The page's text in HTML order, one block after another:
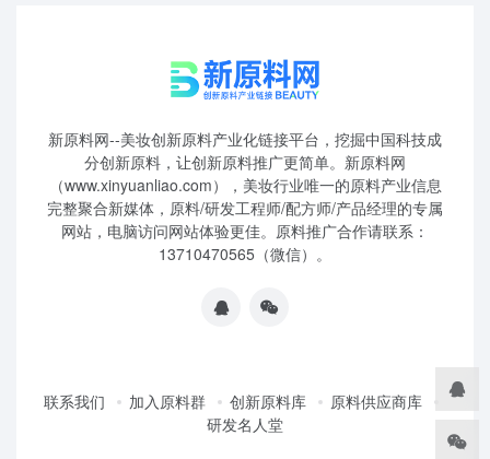
新原料网--美妆创新原料产业化链接平台，挖掘中国科技成
分创新原料，让创新原料推广更简单。新原料网
（www.xinyuanliao.com），美妆行业唯一的原料产业信息
完整聚合新媒体，原料/研发工程师/配方师/产品经理的专属
网站，电脑访问网站体验更佳。原料推广合作请联系：
13710470565（微信）。
联系我们 加入原料群 创新原料库
原料供应商库
研发名人堂